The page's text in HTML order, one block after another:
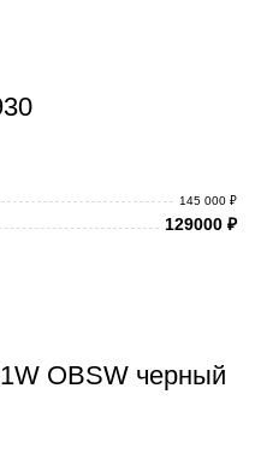
145 000 ₽
129000 ₽
OBSW черный